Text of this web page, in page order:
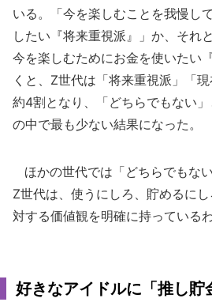
いる。「今を楽しむことを我慢し
したい『将来重視派』」か、それ
今を楽しむためにお金を使いたい
くと、Z世代は「将来重視派」「
約4割となり、「どちらでもない
の中で最も少ない結果になった。
ほかの世代では「どちらでもな
Z世代は、使うにしろ、貯めるに
対する価値観を明確に持っているわ
好きなアイドルに「推し貯